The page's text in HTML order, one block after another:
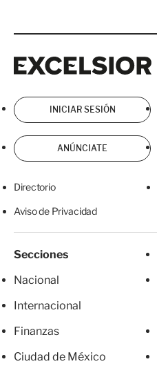
INICIAR SESIÓN
ANÚNCIATE
Directorio
Aviso de Privacidad
Secciones
Nacional
Internacional
Finanzas
Ciudad de México